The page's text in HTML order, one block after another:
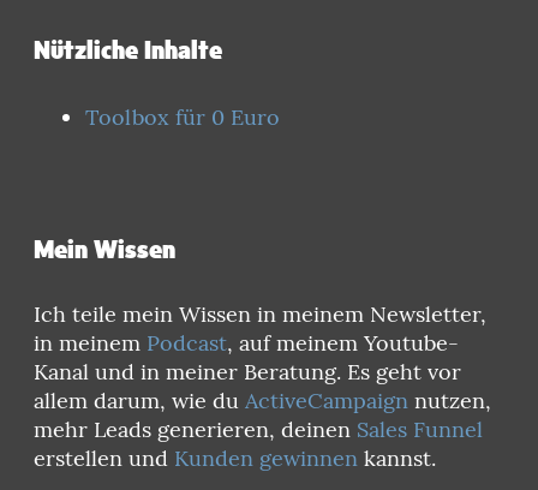
Nützliche Inhalte
Toolbox für 0 Euro
Mein Wissen
Ich teile mein Wissen in meinem Newsletter,
in meinem Podcast, auf meinem Youtube-
Kanal und in meiner Beratung. Es geht vor
allem darum, wie du ActiveCampaign nutzen,
mehr Leads generieren, deinen Sales Funnel
erstellen und Kunden gewinnen kannst.